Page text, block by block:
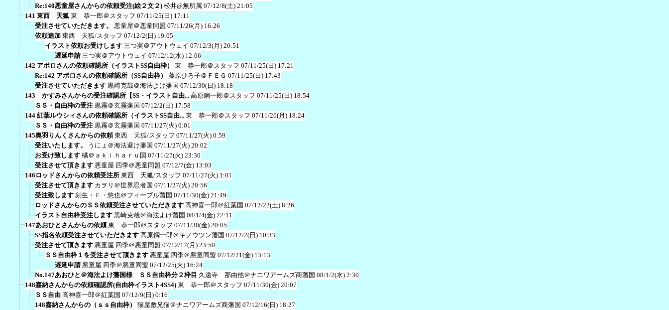
Re:140悪童屋さんからの依頼受注(絵２文２) 松井@無所属 07/12/8(土) 21:05
141 東西 天狐 東 恭一郎＠スタッフ 07/11/25(日) 17:11
受注させていただきます。
悪童屋＠悪童同盟 07/11/26(月) 16:26
依頼追加 東西 天狐/スタッフ 07/12/2(日) 19:05
イラスト依頼お受けします 三つ実＠アウトウェイ 07/12/3(月) 20:51
遅延申請 三つ実＠アウトウェイ 07/12/12(水) 12:06
142 アポロさんの依頼確認所（イラストSS自由枠）
東 恭一郎＠スタッフ 07/11/25(日) 17:21
Re:142 アポロさんの依頼確認所（SS自由枠）
藤原ひろ子＠ＦＥＧ 07/11/25(日) 17:43
受注させていただきます 黒崎克哉＠海法よけ藩国 07/12/30(日) 18:18
143 かすみさんからの受注確認所【SS・イラスト自由... 高原鋼一郎＠スタッフ 07/11/25(日) 18:54
ＳＳ・自由枠の受注 黒霧＠玄霧藩国 07/12/2(日) 17:58
144 紅葉ルウシィさんの依頼確認所（イラストSS自由... 東 恭一郎＠スタッフ 07/11/26(月) 18:24
ＳＳ・自由枠の受注 黒霧＠玄霧藩国 07/11/27(火) 0:01
145奥羽りんくさんからの依頼 東西 天狐/スタッフ 07/11/27(火) 0:59
受注いたします。
うにょ＠海法避け藩国 07/11/27(火) 20:02
お受け致します 橘＠ａｋｉｈａｒｕ国 07/11/27(火) 23:30
受注させて頂きます 悪童屋 四季＠悪童同盟 07/12/7(金) 13:03
146ロッドさんからの依頼受注所 東西 天狐/スタッフ 07/11/27(火) 1:01
受注させて頂きます カヲリ＠世界忍者国 07/11/27(火) 20:56
受注致します 刻生・Ｆ・悠也＠フィーブル藩国 07/11/30(金) 21:49
ロッドさんからのＳＳ依頼受注させていただきます 高神喜一郎＠紅葉国 07/12/22(土) 8:26
イラスト自由枠受注します 黒崎克哉＠海法よけ藩国 08/1/4(金) 22:11
147あおひとさんからの依頼 東 恭一郎＠スタッフ 07/11/30(金) 20:05
SS指名依頼受注させていただきます 高原鋼一郎＠キノウツン藩国 07/12/2(日) 10:33
受注させて頂きます 悪童屋 四季＠悪童同盟 07/12/17(月) 23:50
ＳＳ自由枠１を受注させて頂きます 悪童屋 四季＠悪童同盟 07/12/21(金) 13:13
遅延申請 悪童屋 四季＠悪童同盟 07/12/25(火) 16:24
No.147あおひと＠海法よけ藩国様 ＳＳ自由枠分２枠目 久遠寺 那由他＠ナニワアームズ商藩国 08/1/2(水) 2:30
148嘉納さんからの依頼確認所(自由枠イラスト4SS4) 東 恭一郎＠スタッフ 07/11/30(金) 20:07
ＳＳ自由 高神喜一郎＠紅葉国 07/12/9(日) 0:16
148嘉納さんからの（ｓｓ自由枠）
猫屋敷兄猫＠ナニワアームズ商藩国 07/12/16(日) 18:27